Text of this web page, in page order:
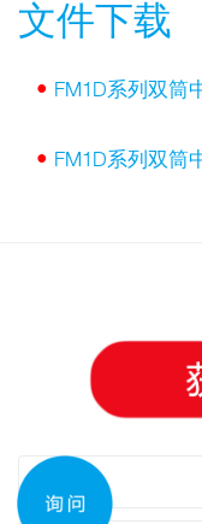
文件下载
• FM1D系列双筒
• FM1D系列双筒